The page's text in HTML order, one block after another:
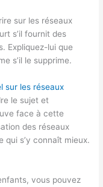
sur les réseaux
s’il fournit des
Expliquez-lui que
s’il le supprime.
sur les réseaux
le sujet et
face à cette
des réseaux
qui s’y connaît mieux.
vous pouvez